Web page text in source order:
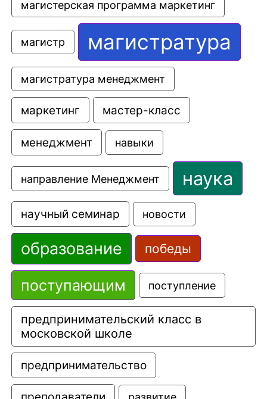
магистерская программа маркетинг
магистр магистратура
магистратура менеджмент
маркетинг мастер-класс
менеджмент навыки
направление Менеджмент наука
научный семинар новости
образование победы
поступающим поступление
предпринимательский класс в
московской школе
предпринимательство